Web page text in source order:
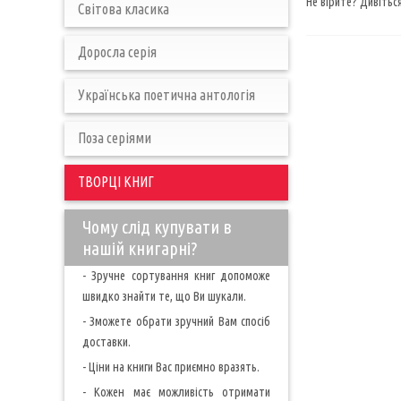
Світова класика
Доросла серія
Українська поетична антологія
Поза серіями
ТВОРЦІ КНИГ
Чому слід купувати в
нашій книгарні?
- Зручне сортування книг допоможе
швидко знайти те, що Ви шукали.
- Зможете обрати зручний Вам спосіб
доставки.
- Ціни на книги Вас приємно вразять.
- Кожен має можливість отримати